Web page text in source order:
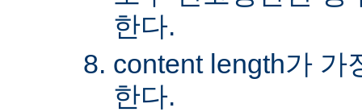
한다.
content length가 가
한다.